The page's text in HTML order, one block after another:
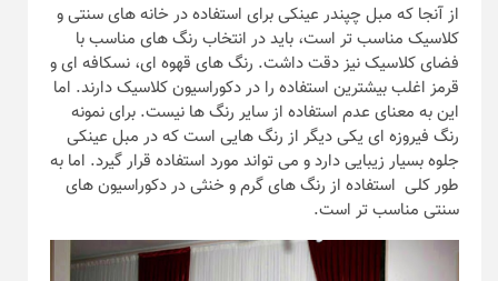
از آنجا که مبل چپندر عینکی برای استفاده در خانه های سنتی و
کلاسیک مناسب تر است، باید در انتخاب رنگ های مناسب با
فضای کلاسیک نیز دقت داشت. رنگ های قهوه ای، نسکافه ای و
قرمز اغلب بیشترین استفاده را در دکوراسیون کلاسیک دارند. اما
این به معنای عدم استفاده از سایر رنگ ها نیست. برای نمونه
رنگ فیروزه ای یکی دیگر از رنگ هایی است که در مبل عینکی
جلوه بسیار زیبایی دارد و می تواند مورد استفاده قرار گیرد. اما به
طور کلی استفاده از رنگ های گرم و خنثی در دکوراسیون های
سنتی مناسب تر است.